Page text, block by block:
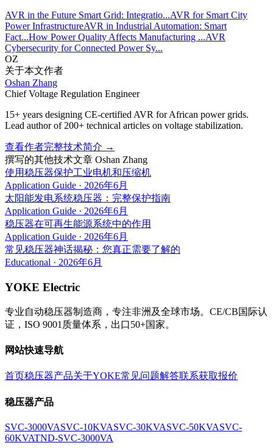
AVR in the Future Smart Grid: Integratio...AVR for Smart City
Power InfrastructureAVR in Industrial Automation: Smart
Fact...How Power Quality Affects Manufacturing ...AVR
Cybersecurity for Connected Power Sy...
OZ
关于本文作者
Oshan Zhang
Chief Voltage Regulation Engineer
15+ years designing CE-certified AVR for African power grids.
Lead author of 200+ technical articles on voltage stabilization.
查看作者完整技术简介 →
撰写的其他技术文章 Oshan Zhang
使用稳压器保护工业电机和压缩机
Application Guide · 2026年6月
太阳能发电系统稳压器：完整保护指南
Application Guide · 2026年6月
稳压器在可再生能源系统中的作用
Application Guide · 2026年6月
常见稳压器神话揭秘：您真正需要了解的
Educational · 2026年6月
YOKE Electric
专业自动稳压器制造商，专注非洲及全球市场。CE/CB国际认
证，ISO 9001质量体系，出口50+国家。
网站快速导航
首页稳压器产品关于YOKE常见问题解答联系获取报价
稳压器产品
SVC-3000VASVC-10KVASVC-30KVASVC-50KVASVC-
60KVATND-SVC-3000VA